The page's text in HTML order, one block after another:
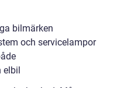
bilmärken
och servicelampor